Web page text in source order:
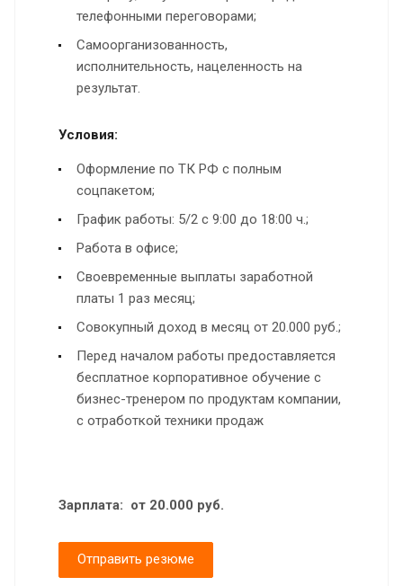
телефонными переговорами;
Самоорганизованность,
исполнительность, нацеленность на
результат.
Условия:
Оформление по ТК РФ с полным
соцпакетом;
График работы: 5/2 с 9:00 до 18:00 ч.;
Работа в офисе;
Своевременные выплаты заработной
платы 1 раз месяц;
Совокупный доход в месяц от 20.000 руб.;
Перед началом работы предоставляется
бесплатное корпоративное обучение с
бизнес-тренером по продуктам компании,
с отработкой техники продаж
Зарплата: от 20.000 руб.
Отправить резюме